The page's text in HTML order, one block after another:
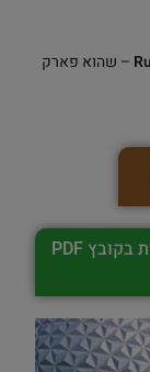
– שהוא פארק
לקבלת מפת הפארק + רשימת האטרקציות בקובץ PDF